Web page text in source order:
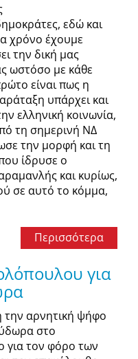
εδώ και
χρόνο έχουμε
την δική μας
ωστόσο με κάθε
είναι πως η
υπάρχει και
ελληνική κοινωνία,
τη σημερινή ΝΔ
την μορφή και τη
ίδρυσε ο
και κυρίως,
σε αυτό το κόμμα,
Περισσότερα
για
αρνητική ψήφο
στο
για τον φόρο των